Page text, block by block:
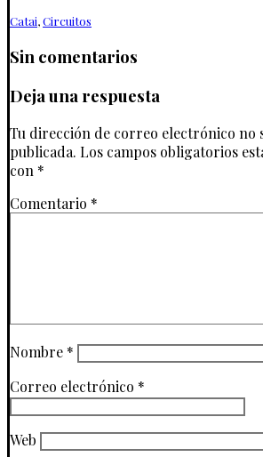
Catai,Circuitos
Sin comentarios
Deja una respuesta
Tu dirección de correo electrónico no
publicada. Los campos obligatorios
con *
Comentario *
Nombre *
Correo electrónico *
Web